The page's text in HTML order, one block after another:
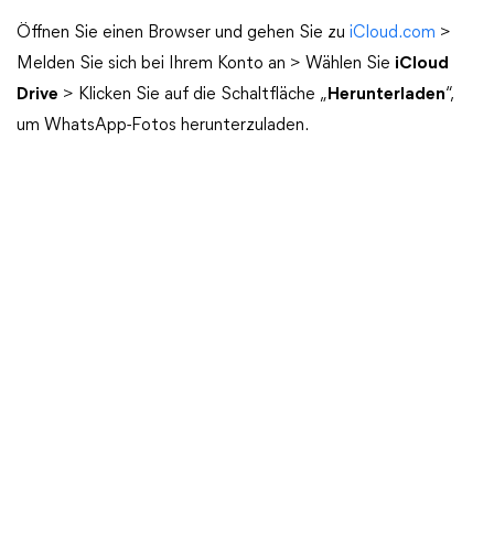
Öffnen Sie einen Browser und gehen Sie zu iCloud.com >
Melden Sie sich bei Ihrem Konto an > Wählen Sie iCloud
Drive > Klicken Sie auf die Schaltfläche „ Herunterladen“,
um WhatsApp-Fotos herunterzuladen.